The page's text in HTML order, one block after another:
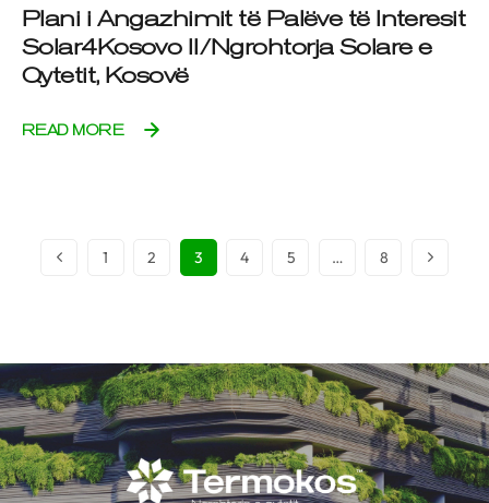
Plani i Angazhimit të Palëve të Interesit
Solar4Kosovo II/Ngrohtorja Solare e
Qytetit, Kosovë
READ MORE
1 2 3 4 5 … 8